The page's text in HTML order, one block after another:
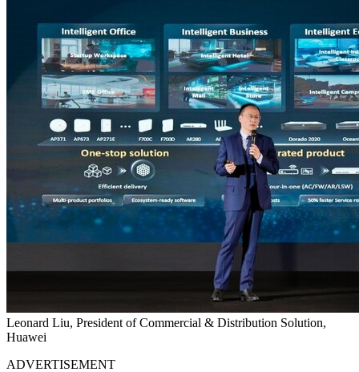
Leonard Liu, President of Commercial & Distribution Solution,
Huawei
ADVERTISEMENT